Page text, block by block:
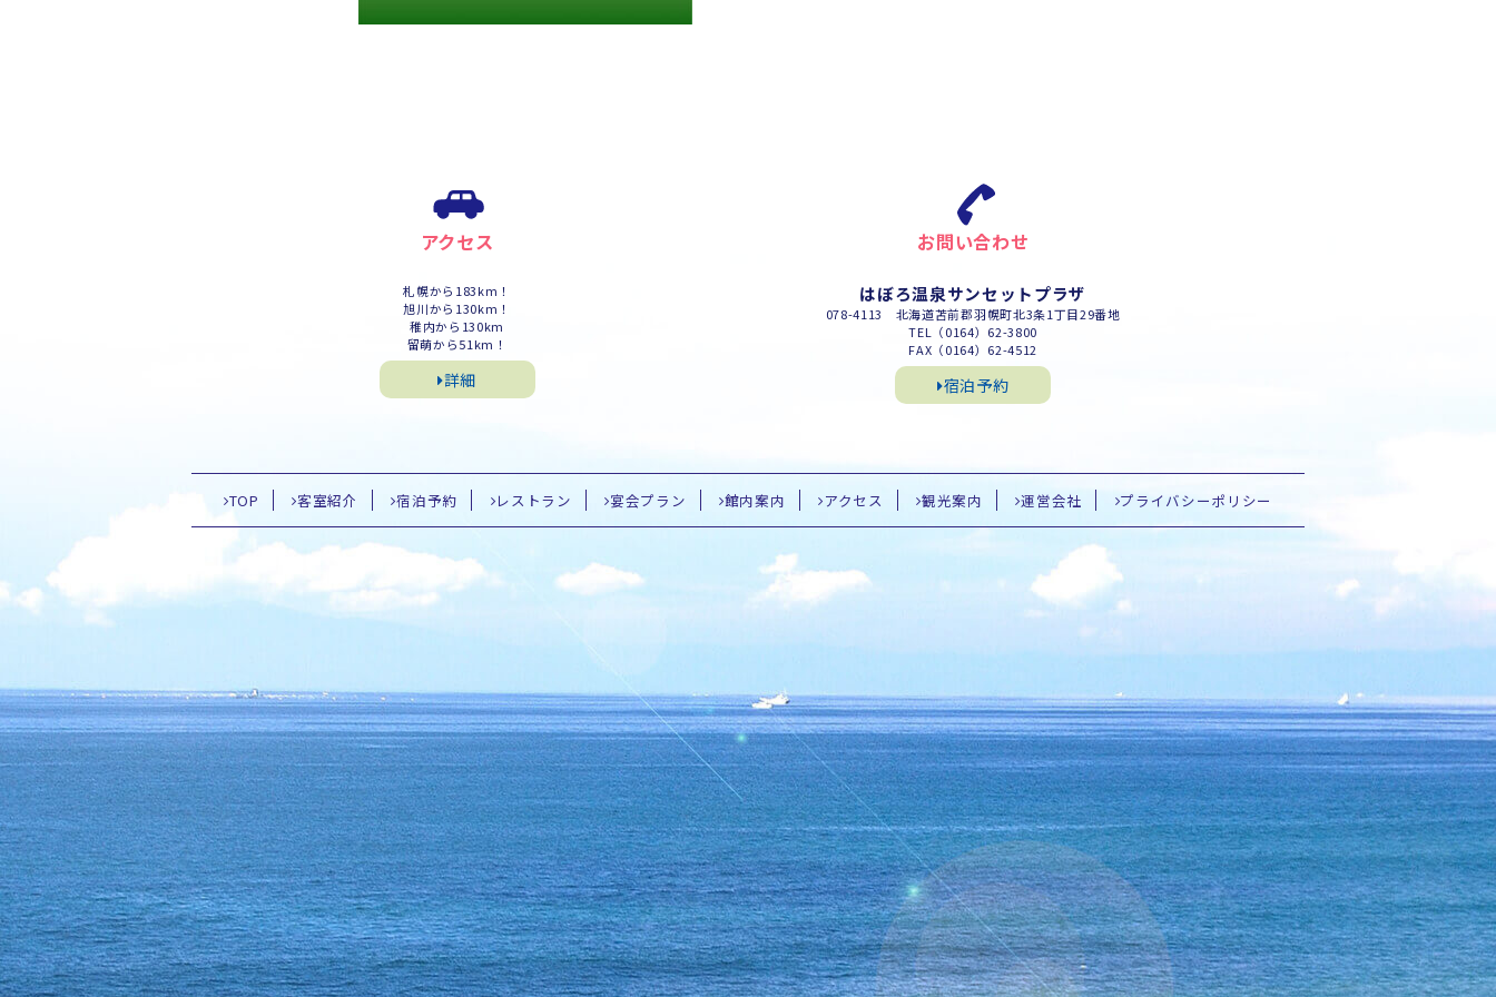
アクセス
札幌から183km！
旭川から130km！
稚内から130km
留萌から51km！
詳細
お問い合わせ
はぼろ温泉サンセットプラザ
078-4113 北海道苫前郡羽幌町北3条1丁目29番地
TEL（0164）62-3800
FAX（0164）62-4512
宿泊予約
TOP 客室紹介 宿泊予約 レストラン 宴会プラン 館内案内 アクセス 観光案内 運営会社 プライバシーポリシー